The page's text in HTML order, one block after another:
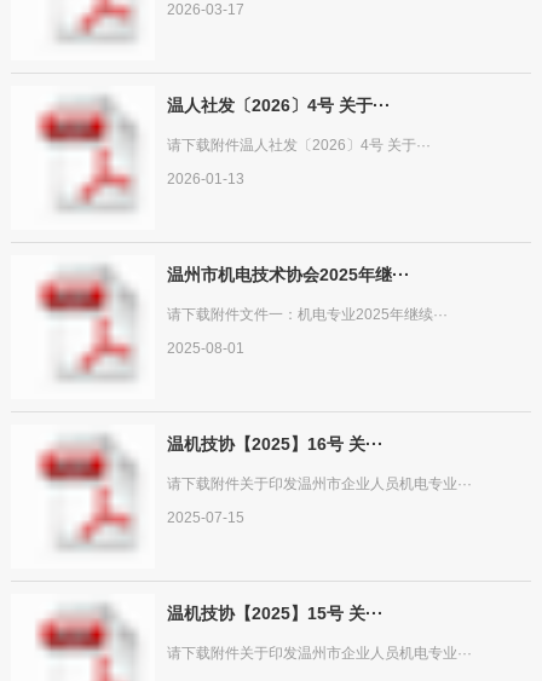
2026-03-17
温人社发〔2026〕4号 关于···
请下载附件温人社发〔2026〕4号 关于···
2026-01-13
温州市机电技术协会2025年继···
请下载附件文件一：机电专业2025年继续···
2025-08-01
温机技协【2025】16号 关···
请下载附件关于印发温州市企业人员机电专业···
2025-07-15
温机技协【2025】15号 关···
请下载附件关于印发温州市企业人员机电专业···